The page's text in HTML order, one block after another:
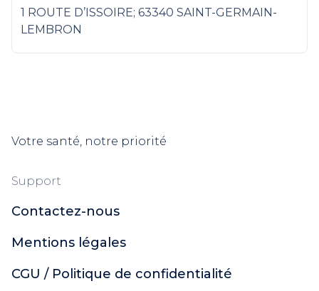
1 ROUTE D’ISSOIRE; 63340 SAINT-GERMAIN-
LEMBRON
Votre santé, notre priorité
Support
Contactez-nous
Mentions légales
CGU / Politique de confidentialité